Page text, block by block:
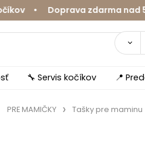
zdarma nad 59
🔧 Servis kočíkov 📍
PRE MAMIČKY Tašky pre maminu